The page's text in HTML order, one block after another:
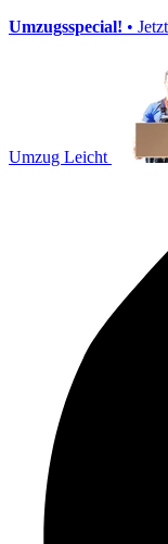
Umzugsspecial! •
Umzug Leicht